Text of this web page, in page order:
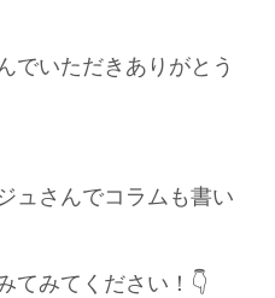
でいただきありがとう
ュさんでコラムも書い
てみてください！👇